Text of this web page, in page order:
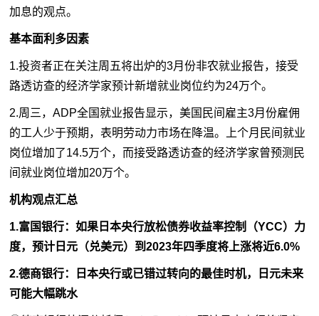
加息的观点。
基本面利多因素
1.投资者正在关注周五将出炉的3月份非农就业报告，接受
路透访查的经济学家预计新增就业岗位约为24万个。
2.周三，ADP全国就业报告显示，美国民间雇主3月份雇佣
的工人少于预期，表明劳动力市场在降温。上个月民间就业
岗位增加了14.5万个，而接受路透访查的经济学家曾预测民
间就业岗位增加20万个。
机构观点汇总
1.富国银行：如果日本央行放松债券收益率控制（YCC）力
度，预计日元（兑美元）到2023年四季度将上涨将近6.0%
2.德商银行：日本央行或已错过转向的最佳时机，日元未来
可能大幅跳水